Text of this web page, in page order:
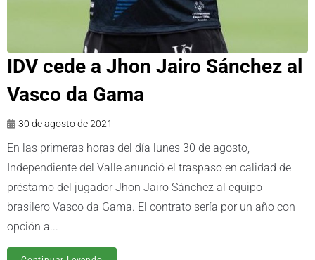
IDV cede a Jhon Jairo Sánchez al
Vasco da Gama
30 de agosto de 2021
En las primeras horas del día lunes 30 de agosto,
Independiente del Valle anunció el traspaso en calidad de
préstamo del jugador Jhon Jairo Sánchez al equipo
brasilero Vasco da Gama. El contrato sería por un año con
opción a...